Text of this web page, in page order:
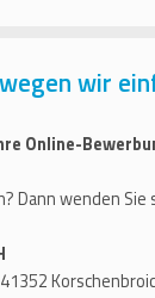
wir
Online-
Dann wenden Sie